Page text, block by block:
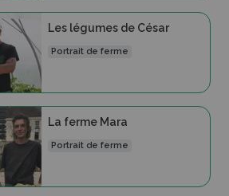
Les légumes de César
Portrait de ferme
La ferme Mara
Portrait de ferme